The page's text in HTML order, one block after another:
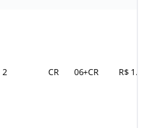
2 CR 06+CR R$